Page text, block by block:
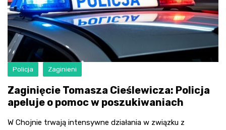
Policja Zaginieni
Zaginięcie Tomasza Cieślewicza: Policja
apeluje o pomoc w poszukiwaniach
W Chojnie trwają intensywne działania w związku z